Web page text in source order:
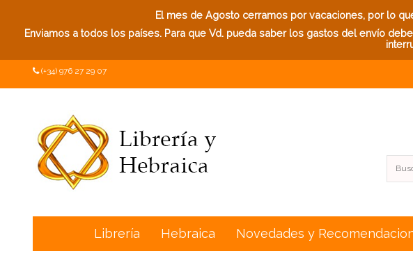
El mes de Agosto cerramos por vacaciones, por lo
Enviamos a todos los países. Para que Vd. pueda saber los gastos del envío
(+34) 976 27 29 07
Librería Hebraica Novedades y